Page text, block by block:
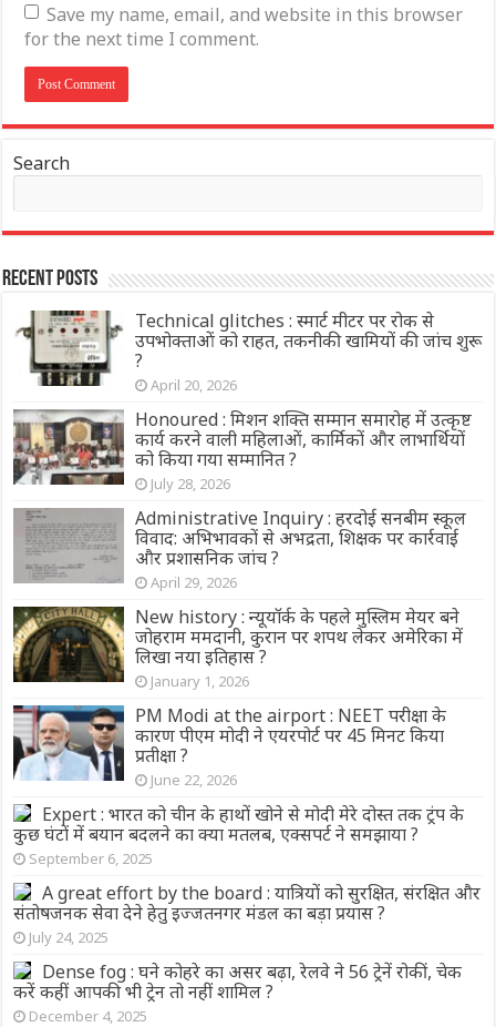
Save my name, email, and website in this browser
for the next time I comment.
Search
Recent Posts
Technical glitches : स्मार्ट मीटर पर रोक से
उपभोक्ताओं को राहत, तकनीकी खामियों की जांच शुरू
?
April 20, 2026
Honoured : मिशन शक्ति सम्मान समारोह में उत्कृष्ट
कार्य करने वाली महिलाओं, कार्मिकों और लाभार्थियों
को किया गया सम्मानित ?
July 28, 2026
Administrative Inquiry : हरदोई सनबीम स्कूल
विवाद: अभिभावकों से अभद्रता, शिक्षक पर कार्रवाई
और प्रशासनिक जांच ?
April 29, 2026
New history : न्यूयॉर्क के पहले मुस्लिम मेयर बने
जोहराम ममदानी, कुरान पर शपथ लेकर अमेरिका में
लिखा नया इतिहास ?
January 1, 2026
PM Modi at the airport : NEET परीक्षा के
कारण पीएम मोदी ने एयरपोर्ट पर 45 मिनट किया
प्रतीक्षा ?
June 22, 2026
Expert : भारत को चीन के हाथों खोने से मोदी मेरे दोस्त तक ट्रंप के
कुछ घंटों में बयान बदलने का क्या मतलब, एक्सपर्ट ने समझाया ?
September 6, 2025
A great effort by the board : यात्रियों को सुरक्षित, संरक्षित और
संतोषजनक सेवा देने हेतु इज्जतनगर मंडल का बड़ा प्रयास ?
July 24, 2025
Dense fog : घने कोहरे का असर बढ़ा, रेलवे ने 56 ट्रेनें रोकीं, चेक
करें कहीं आपकी भी ट्रेन तो नहीं शामिल ?
December 4, 2025